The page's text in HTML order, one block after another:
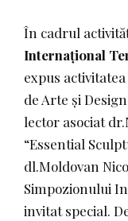
În cadrul
Internațional
expus
de Arte și
lector asociat
“Essential
dl.Moldovan
Simpozionului
invitat special.